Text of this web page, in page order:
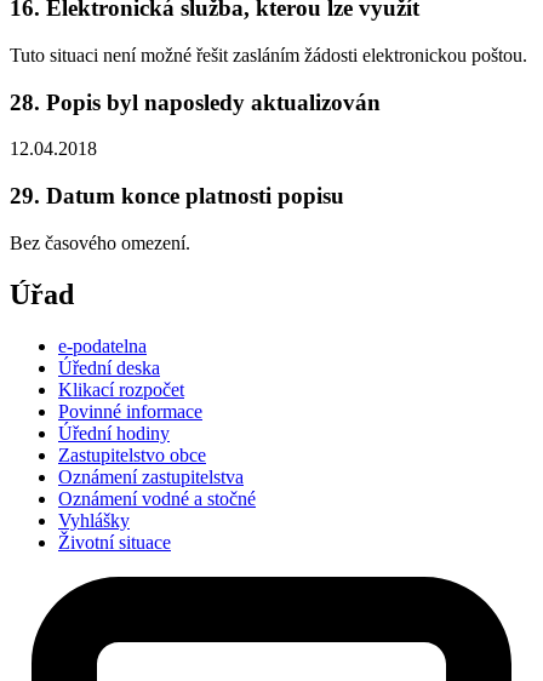
16. Elektronická služba, kterou lze využít
Tuto situaci není možné řešit zasláním žádosti elektronickou poštou.
28. Popis byl naposledy aktualizován
12.04.2018
29. Datum konce platnosti popisu
Bez časového omezení.
Úřad
e-podatelna
Úřední deska
Klikací rozpočet
Povinné informace
Úřední hodiny
Zastupitelstvo obce
Oznámení zastupitelstva
Oznámení vodné a stočné
Vyhlášky
Životní situace